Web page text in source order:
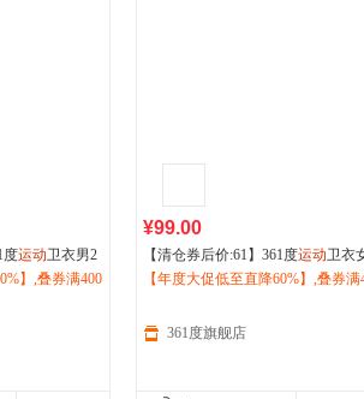
度运动卫衣男2
保暖套头卫衣
】,叠券满400
¥99.00
【清仓券后价:61】361度运动卫衣
026秋季新款休闲套头衫圆领卫衣
【年度大促低至直降60%】,叠券满
361度旗舰店